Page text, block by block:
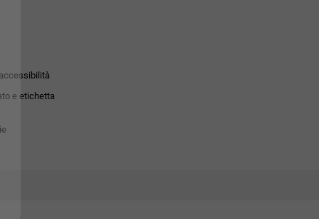
e etichetta